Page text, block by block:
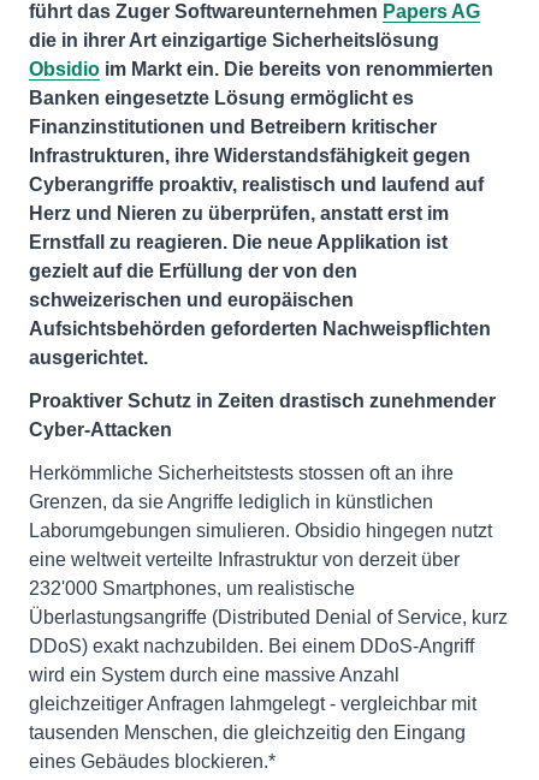
führt das Zuger Softwareunternehmen Papers AG
die in ihrer Art einzigartige Sicherheitslösung
Obsidio im Markt ein. Die bereits von renommierten
Banken eingesetzte Lösung ermöglicht es
Finanzinstitutionen und Betreibern kritischer
Infrastrukturen, ihre Widerstandsfähigkeit gegen
Cyberangriffe proaktiv, realistisch und laufend auf
Herz und Nieren zu überprüfen, anstatt erst im
Ernstfall zu reagieren. Die neue Applikation ist
gezielt auf die Erfüllung der von den
schweizerischen und europäischen
Aufsichtsbehörden geforderten Nachweispflichten
ausgerichtet.
Proaktiver Schutz in Zeiten drastisch zunehmender
Cyber-Attacken
Herkömmliche Sicherheitstests stossen oft an ihre
Grenzen, da sie Angriffe lediglich in künstlichen
Laborumgebungen simulieren. Obsidio hingegen nutzt
eine weltweit verteilte Infrastruktur von derzeit über
232'000 Smartphones, um realistische
Überlastungsangriffe (Distributed Denial of Service, kurz
DDoS) exakt nachzubilden. Bei einem DDoS-Angriff
wird ein System durch eine massive Anzahl
gleichzeitiger Anfragen lahmgelegt - vergleichbar mit
tausenden Menschen, die gleichzeitig den Eingang
eines Gebäudes blockieren.*